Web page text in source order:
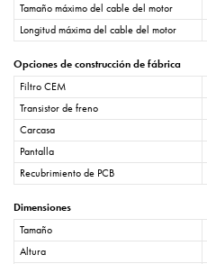
Tamaño máximo del cable del motor
Longitud máxima del cable del motor
Opciones de construcción de fábrica
Filtro CEM
Transistor de freno
Carcasa
Pantalla
Recubrimiento de PCB
Dimensiones
Tamaño
Altura